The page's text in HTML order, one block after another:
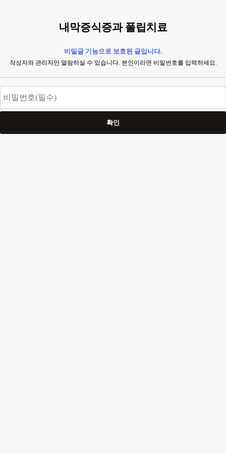
내막증식증과 폴립치료
비밀글 기능으로 보호된 글입니다.
작성자와 관리자만 열람하실 수 있습니다. 본인이라면 비밀번호를 입력하세요.